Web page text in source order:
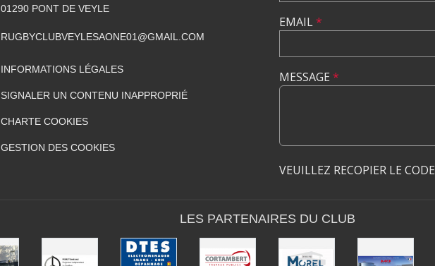
01290 PONT DE VEYLE
RUGBYCLUBVEYLESAONE01@GMAIL.COM
INFORMATIONS LÉGALES
SIGNALER UN CONTENU INAPPROPRIÉ
CHARTE COOKIES
GESTION DES COOKIES
EMAIL*
MESSAGE *
VEUILLEZ RECOPIER LE CODE
LES PARTENAIRES DU CLUB